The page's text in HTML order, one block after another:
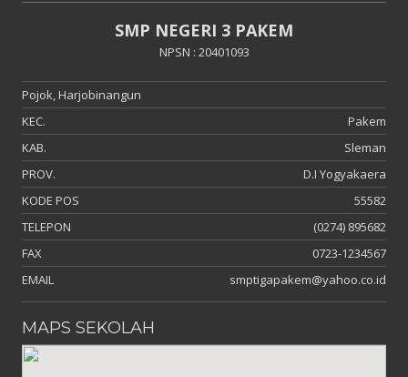
SMP NEGERI 3 PAKEM
NPSN : 20401093
Pojok, Harjobinangun
KEC.
Pakem
KAB.
Sleman
PROV.
D.I Yogyakaera
KODE POS
55582
TELEPON
(0274) 895682
FAX
0723-1234567
EMAIL
smptigapakem@yahoo.co.id
MAPS SEKOLAH